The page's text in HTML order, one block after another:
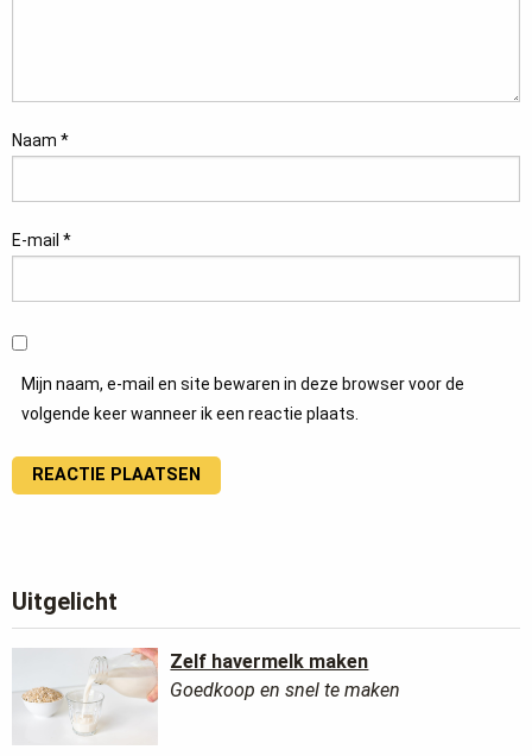
Naam *
E-mail *
Mijn naam, e-mail en site bewaren in deze browser voor de
volgende keer wanneer ik een reactie plaats.
Uitgelicht
Zelf havermelk maken
Goedkoop en snel te maken